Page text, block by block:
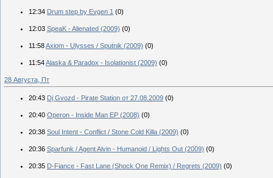
12:34 Drum step by Evgen 1 (0)
12:03 SpeaK - Alienated (2009) (0)
11:58Axiom - Ulysses / Sputnik (2009) (0)
11:54Alaska & Paradox - Isolationist (2009) (0)
28 Августа, Пт
20:43 Dj Gvozd - Pirate Station от 27.08.2009 (0)
20:40 Operon - Inside Man EP (2008) (0)
20:38 Soul Intent - Conflict / Stone Cold Killa (2009) (0)
20:36 Sparfunk / Agent Alvin - Humanoid / Lights Out (2009) (0)
20:35 D-Fiance - Fast Lane (Shock One Remix) / Regrets (2009) (0)